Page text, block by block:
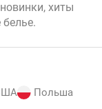
хиты
белье.
Польша